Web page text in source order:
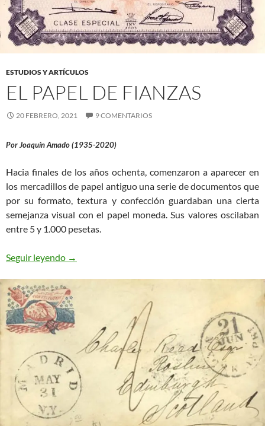
ESTUDIOS Y ARTÍCULOS
EL PAPEL DE FIANZAS
20 FEBRERO, 2021 9 COMENTARIOS
Por Joaquín Amado (1935-2020)
Hacia finales de los años ochenta, comenzaron a aparecer en
los mercadillos de papel antiguo una serie de documentos que
por su formato, textura y confección guardaban una cierta
semejanza visual con el papel moneda. Sus valores oscilaban
entre 5 y 1.000 pesetas.
Seguir leyendo El papel de Fianzas
→